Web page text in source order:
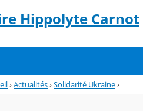
Hippolyte Carnot
›Actualités›Solidarité Ukraine›